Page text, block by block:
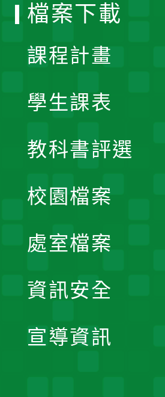
檔案下載
課程計畫
學生課表
教科書評選
校園檔案
處室檔案
資訊安全
宣導資訊